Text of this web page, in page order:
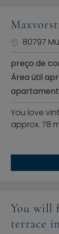
80797
preço de
Área útil
You love
approx. 78
You will
terrace